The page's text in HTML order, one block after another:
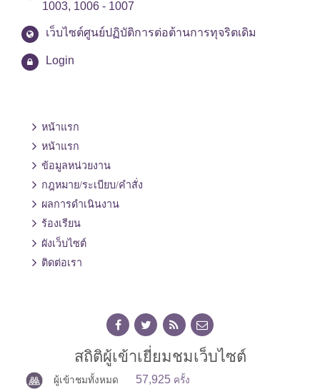
1003, 1006 - 1007
เว็บไซต์ศูนย์ปฏิบัติการต่อต้านการทุจริตเดิม
Login
หน้าแรก
หน้าแรก
ข้อมูลหน่วยงาน
กฎหมาย/ระเบียบ/คำสั่ง
ผลการดำเนินงาน
ร้องเรียน
ผังเว็บไซต์
ติดต่อเรา
สถิติผู้เข้าเยี่ยมชมเว็บไซต์
ผู้เข้าชมทั้งหมด 57,925 ครั้ง